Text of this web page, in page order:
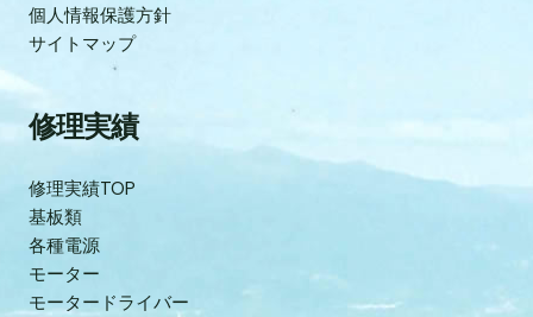
個人情報保護方針
サイトマップ
修理実績
修理実績TOP
基板類
各種電源
モーター
モータードライバー